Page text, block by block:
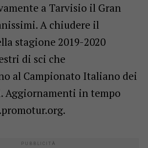
a Tarvisio il Gran
A chiudere il
stagione 2019-2020
di sci che
al Campionato Italiano dei
Aggiornamenti in tempo